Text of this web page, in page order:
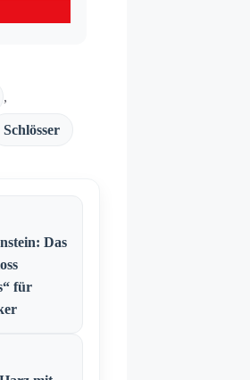
,
Schlösser
Das
für